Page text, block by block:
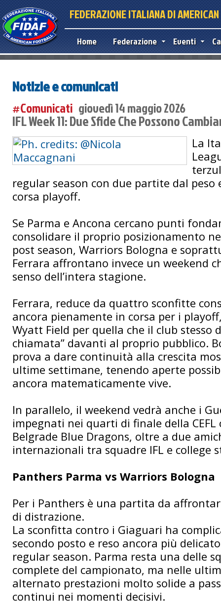
FEDERAZIONE ITALIANA DI
Home Federazione Eventi
Notizie e comunicati
#Comunicati giovedì 14 maggio 2026
IFL Week 11: Due Sfide Che Possono
La
regular season con due partite dal peso
corsa playoff.
Se Parma e Ancona cercano punti
consolidare il proprio posizionamento
post season, Warriors Bologna e
Ferrara affrontano invece un weekend
senso dell’intera stagione.
Ferrara, reduce da quattro sconfitte
ancora pienamente in corsa per i
Wyatt Field per quella che il club stesso
chiamata” davanti al proprio pubblico.
prova a dare continuità alla crescita
ultime settimane, tenendo aperte
ancora matematicamente vive.
In parallelo, il weekend vedrà anche i
impegnati nei quarti di finale della
Belgrade Blue Dragons, oltre a due
internazionali tra squadre IFL e college
Panthers Parma vs Warriors Bologna
Per i Panthers è una partita da
di distrazione.
La sconfitta contro i Giaguari ha
secondo posto e reso ancora più
regular season. Parma resta una delle
complete del campionato, ma nelle
alternato prestazioni molto solide a
continui nei momenti decisivi.